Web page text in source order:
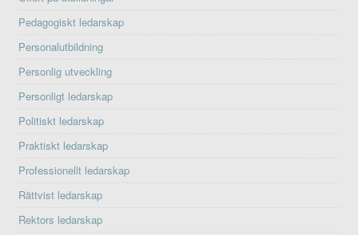
Pedagogiskt ledarskap
Personalutbildning
Personlig utveckling
Personligt ledarskap
Politiskt ledarskap
Praktiskt ledarskap
Professionellt ledarskap
Rättvist ledarskap
Rektors ledarskap